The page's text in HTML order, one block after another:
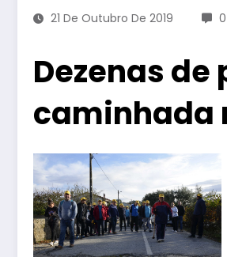
21 De Outubro De 2019
Dezenas
caminhada